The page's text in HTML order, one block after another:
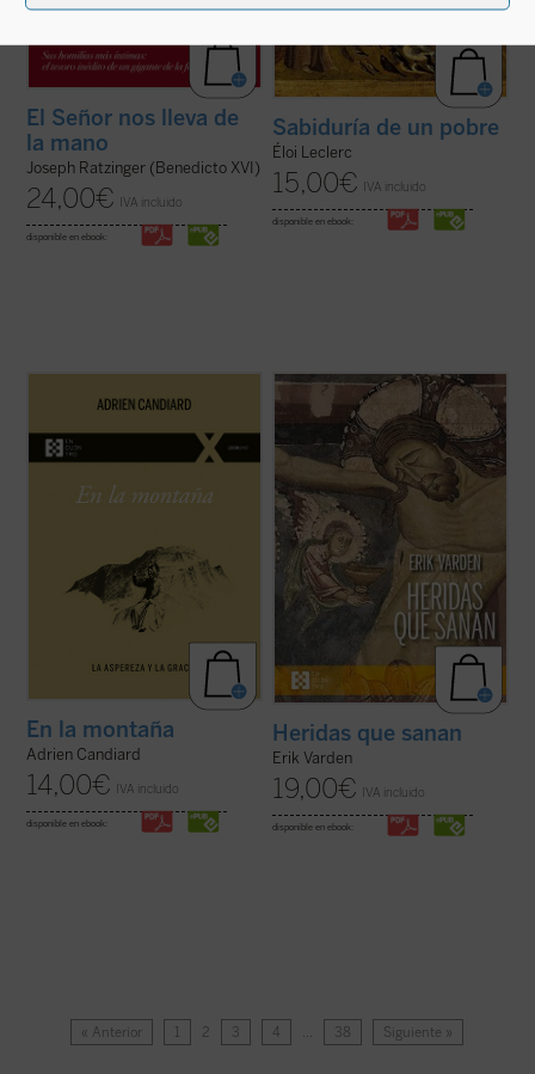
El Señor nos lleva de
la mano
Joseph Ratzinger (Benedicto XVI)
24,00€ IVA incluido
disponible en ebook:
Sabiduría de un pobre
Éloi Leclerc
15,00€ IVA incluido
disponible en ebook:
Adrien Candiard nos conduce al corazón
proclama las Bienaventuranzas y propone
exigencias que parecen inalcanzables:
En la montaña
Adrien Candiard
14,00€ IVA incluido
disponible en ebook:
¿Qué hacer cuando el sufrimiento se
vuelve insoportable y las respuestas
convencionales ya no bastan? El monje y
obispo Erik Varden nos propone un camino.
Inspirándose en un antiguo poema
cisterciense, este libro nos invita a
contemplar ...
Heridas que sanan
Erik Varden
19,00€ IVA incluido
disponible en ebook:
« Anterior 1 2 3 4 … 38 Siguiente »